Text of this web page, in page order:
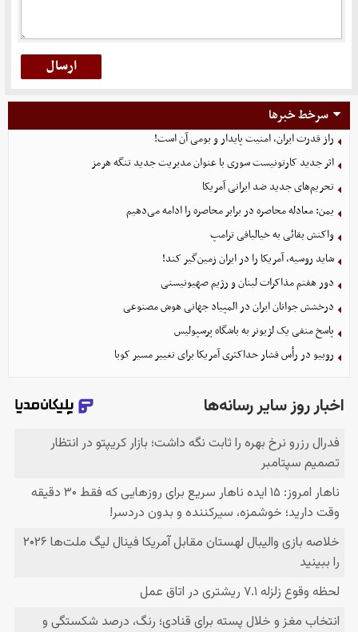
سرخط خبرها
راز قدرت ایران، امنیت پایدار و بومی آن است!
اثر جدید کارتونیست سوری با عنوان مدیریت جدید تنگه هرمز
تحریم‌های جدید ضد ایرانی آمریکا
یمن: معادله محاصره در برابر محاصره را ادامه می‌دهیم
واکنش بقائی به خیالبافی ترامپ
شاید روسیه، آمریکا را در ایران زمین‌گیر کند!
دور هفتم مذاکرات لبنان و رژیم صهیونیستی
درخشش جوانان ایران در المپیاد جهانی هوش مصنوعی
پاسخ منفی یک لژیونر به باشگاه پرسپولیس
روبیو در رأس فشار حداکثری آمریکا برای تغییر مسیر کوبا